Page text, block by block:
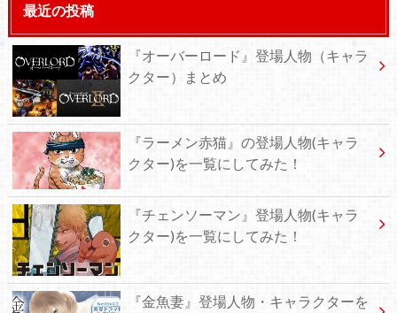
最近の投稿
『オーバーロード』登場人物（キャラ
クター）まとめ
『ラーメン赤猫』の登場人物(キャラ
クター)を一覧にしてみた！
『チェンソーマン』登場人物(キャラ
クター)を一覧にしてみた！
『金魚妻』登場人物・キャラクターを